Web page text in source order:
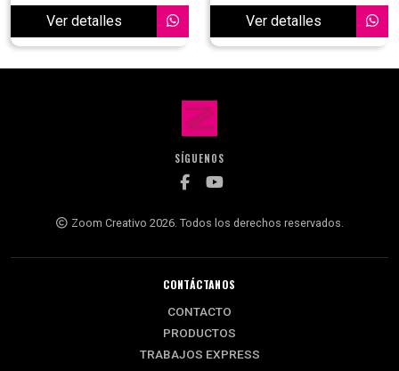
Ver detalles Ver detalles
SÍGUENOS
Zoom Creativo 2026. Todos los derechos reservados.
CONTÁCTANOS
CONTACTO
PRODUCTOS
TRABAJOS EXPRESS